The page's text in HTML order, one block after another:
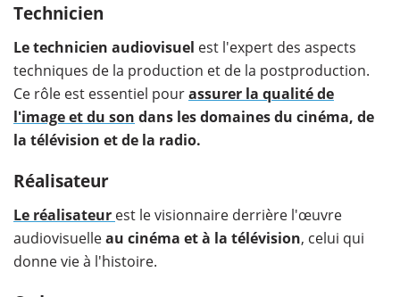
Technicien
Le technicien audiovisuel est l'expert des aspects
techniques de la production et de la postproduction.
Ce rôle est essentiel pourassurer la qualité de
l'image et du son dans les domaines du cinéma, de
la télévision et de la radio.
Réalisateur
Le réalisateur est le visionnaire derrière l'œuvre
audiovisuelleau cinéma et à la télévision, celui qui
donne vie à l'histoire.